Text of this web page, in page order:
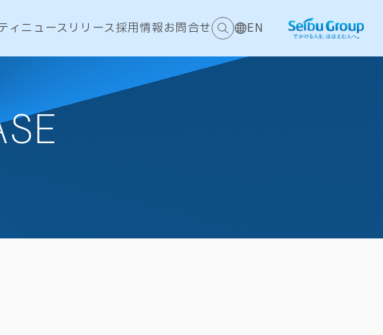
ィ ニュースリリース採用情報お問合せ EN